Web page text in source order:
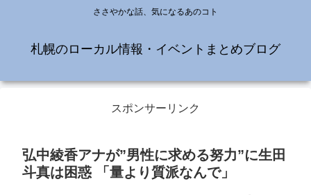
ささやかな話、気になるあのコト
札幌のローカル情報・イベントまとめブログ
スポンサーリンク
弘中綾香アナが”男性に求める努力”に生田
斗真は困惑 「量より質派なんで」